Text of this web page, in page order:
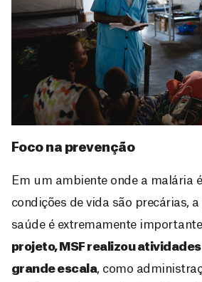
Foco na prevenção
Em um ambiente onde a malária
condições de vida são precárias,
saúde é extremamente
projeto, MSF realizou
grande escala, como